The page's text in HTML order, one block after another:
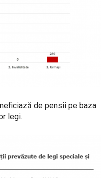
de pensii pe baza
legi.